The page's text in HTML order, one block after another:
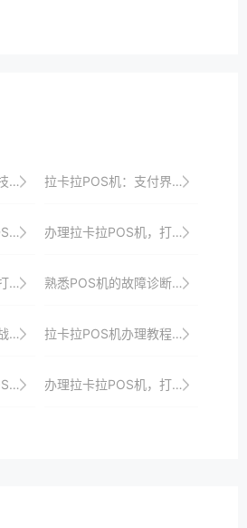
拉卡拉POS机：支付界的“智能专家”
。 办理拉卡拉POS机，打造高效便捷的收银系统，提升顾客支付体验
流 熟悉POS机的故障诊断工具，以便快速定位问题。
验 拉卡拉POS机办理教程：轻松几步，收银无忧
。 办理拉卡拉POS机，打造高效收银系统